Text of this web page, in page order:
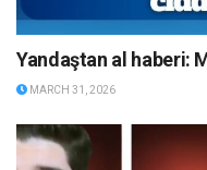
Yandaştan al haberi:
MARCH 31, 2026